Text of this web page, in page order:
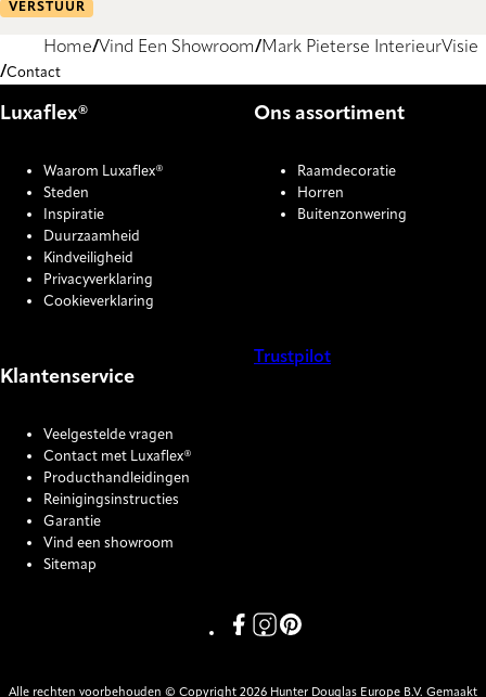
VERSTUUR
Home Vind Een Showroom Mark Pieterse InterieurVisie
Contact
Luxaflex®
Waarom Luxaflex®
Steden
Inspiratie
Duurzaamheid
Kindveiligheid
Privacyverklaring
Cookieverklaring
Ons assortiment
Raamdecoratie
Horren
Buitenzonwering
Klantenservice
Veelgestelde vragen
Contact met Luxaflex®
Producthandleidingen
Reinigingsinstructies
Garantie
Vind een showroom
Sitemap
Trustpilot
Link missing Display text from
Link missing Display text
Link missing Display text
Alle rechten voorbehouden © Copyright 2026 Hunter Douglas Europe B.V. Gemaakt